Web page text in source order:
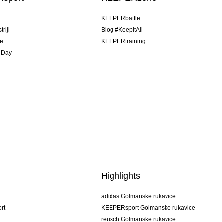
KEEPERbattle
Blog #KeepItAll
KEEPERtraining
Highlights
adidas Golmanske rukavice
KEEPERsport Golmanske rukavice
reusch Golmanske rukavice